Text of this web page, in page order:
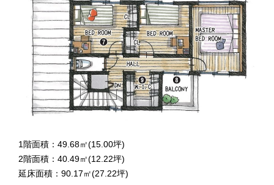
1階面積：49.68㎡(15.00坪)
2階面積：40.49㎡(12.22坪)
延床面積：90.17㎡(27.22坪)